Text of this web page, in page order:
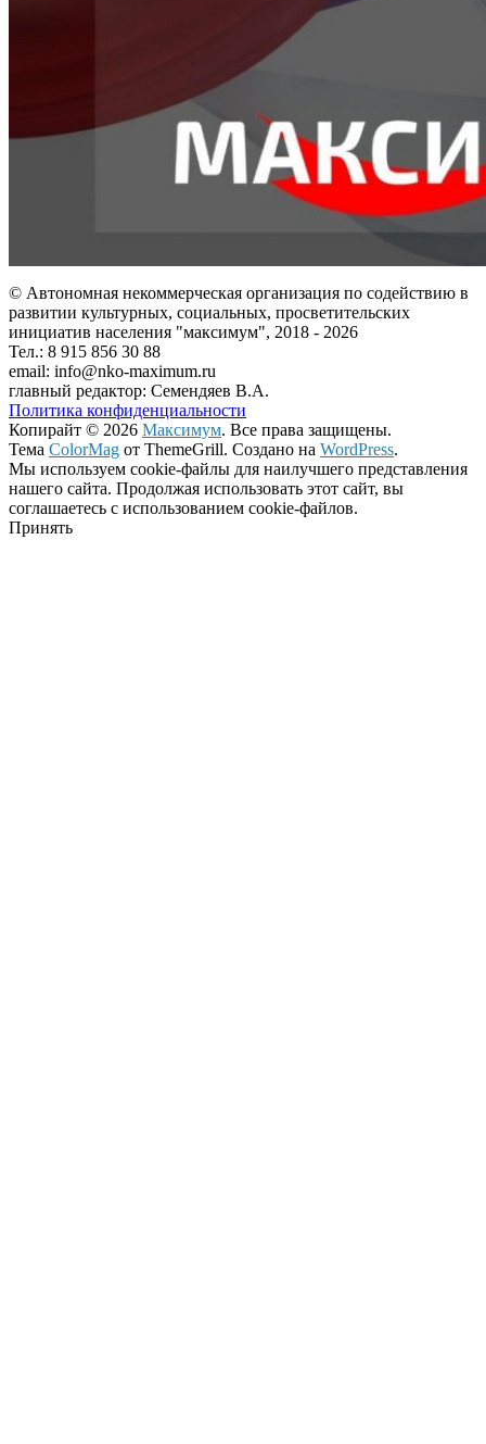
© Автономная некоммерческая организация по содействию в
развитии культурных, социальных, просветительских
инициатив населения "максимум", 2018 - 2026
Тел.: 8 915 856 30 88
email: info@nko-maximum.ru
главный редактор: Семендяев В.А.
Политика конфиденциальности
Копирайт © 2026 Максимум. Все права защищены.
Тема ColorMag от ThemeGrill. Создано на WordPress.
Мы используем cookie-файлы для наилучшего представления
нашего сайта. Продолжая использовать этот сайт, вы
соглашаетесь с использованием cookie-файлов.
Принять